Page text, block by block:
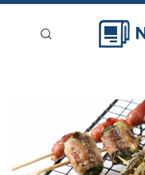
登入
刊登